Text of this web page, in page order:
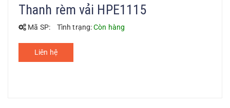
Thanh rèm vải HPE1115
Mã SP: Tình trạng:Còn hàng
Liên hệ